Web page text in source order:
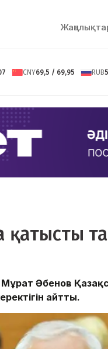
CNY69,5 / 69,95 RUB
қатысты
Әбенов
айтты.